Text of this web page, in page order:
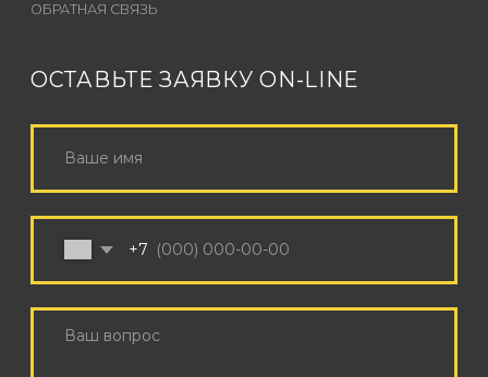
+7 (926) 162-79-34
INFO@SOUNDCHECK.MOSCOW
Поддержка корпоративных клиентов 24/7